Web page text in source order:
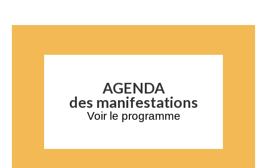
AGENDA
des manifestations
Voir le programme